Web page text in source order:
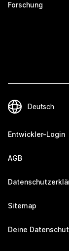
Forschung
Entwickler-Login
AGB
Sitemap
Deine